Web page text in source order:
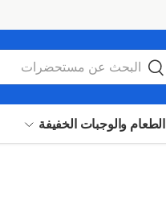
بحث
الطعام والوجبات الخفيفة